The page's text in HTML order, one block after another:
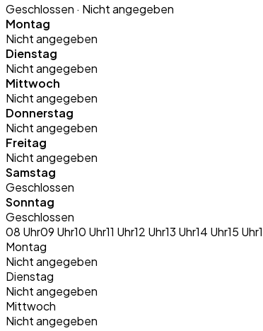
Geschlossen · Nicht angegeben
Montag
Nicht angegeben
Dienstag
Nicht angegeben
Mittwoch
Nicht angegeben
Donnerstag
Nicht angegeben
Freitag
Nicht angegeben
Samstag
Geschlossen
Sonntag
Geschlossen
08 Uhr09 Uhr10 Uhr11 Uhr12 Uhr13 Uhr14 Uhr15 Uhr
Montag
Nicht angegeben
Dienstag
Nicht angegeben
Mittwoch
Nicht angegeben